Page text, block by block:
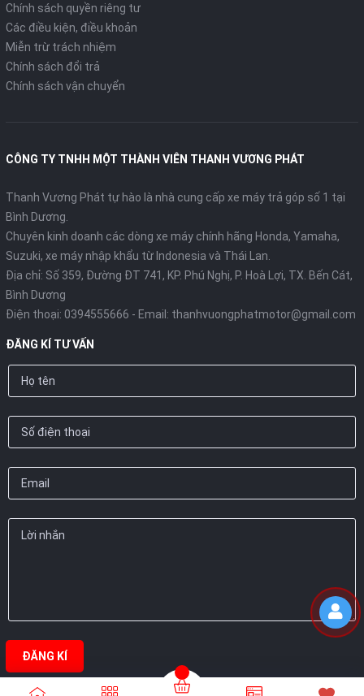
Chính sách quyền riêng tư
Các điều kiện, điều khoản
Miễn trừ trách nhiệm
Chính sách đổi trả
Chính sách vận chuyển
CÔNG TY TNHH MỘT THÀNH VIÊN THANH VƯƠNG PHÁT
Thanh Vương Phát tự hào là nhà cung cấp xe máy trả góp số 1 tại
Bình Dương.
Chuyên kinh doanh các dòng xe máy chính hãng Honda, Yamaha,
Suzuki, xe máy nhập khẩu từ Indonesia và Thái Lan.
Địa chỉ: Số 359, Đường ĐT 741, KP. Phú Nghị, P. Hoà Lợi, TX. Bến Cát,
Bình Dương
Điện thoại: 0394555666 - Email: thanhvuongphatmotor@gmail.com
ĐĂNG KÍ TƯ VẤN
ĐĂNG KÍ